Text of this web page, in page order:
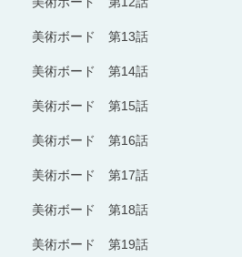
美術ボード 第13話
美術ボード 第14話
美術ボード 第15話
美術ボード 第16話
美術ボード 第17話
美術ボード 第18話
美術ボード 第19話